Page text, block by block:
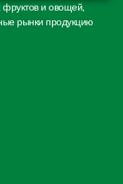
и овощей,
рынки продукцию